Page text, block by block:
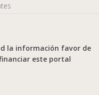
la información favor de
este portal